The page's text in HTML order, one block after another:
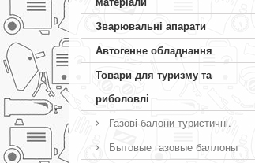
Зварювальні апарати
Автогенне обладнання
Товари для туризму та
риболовлі
Газові балони туристичні.
Бытовые газовые баллоны